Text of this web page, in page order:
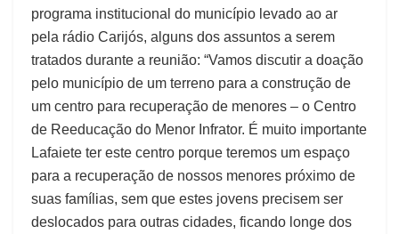
programa institucional do município levado ao ar
pela rádio Carijós, alguns dos assuntos a serem
tratados durante a reunião: “Vamos discutir a doação
pelo município de um terreno para a construção de
um centro para recuperação de menores – o Centro
de Reeducação do Menor Infrator. É muito importante
Lafaiete ter este centro porque teremos um espaço
para a recuperação de nossos menores próximo de
suas famílias, sem que estes jovens precisem ser
deslocados para outras cidades, ficando longe dos